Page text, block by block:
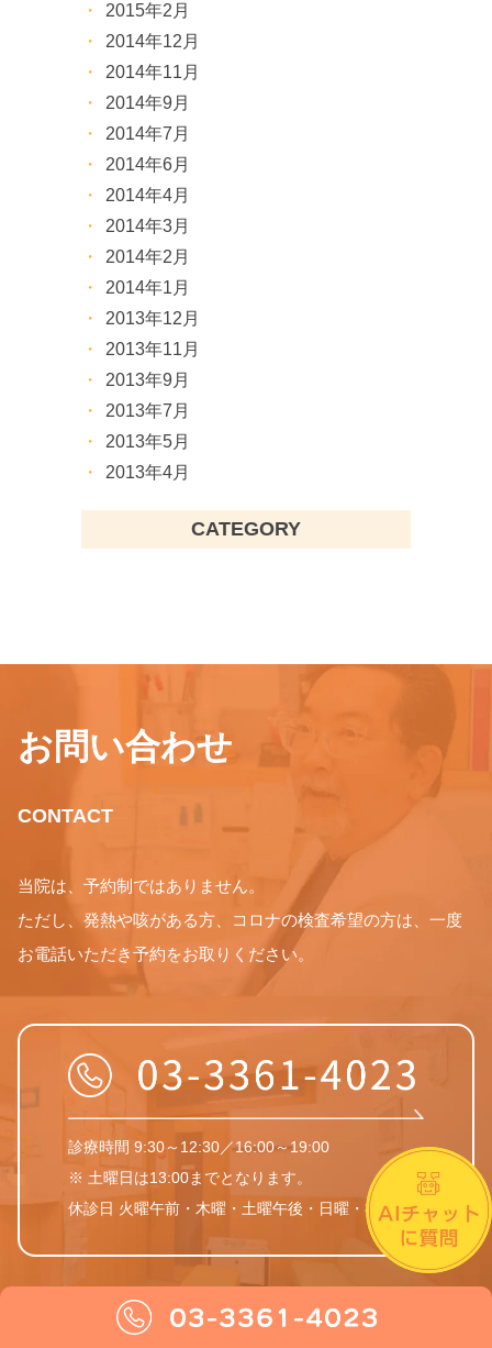
2015年2月
2014年12月
2014年11月
2014年9月
2014年7月
2014年6月
2014年4月
2014年3月
2014年2月
2014年1月
2013年12月
2013年11月
2013年9月
2013年7月
2013年5月
2013年4月
CATEGORY
お問い合わせ
CONTACT
当院は、予約制ではありません。
ただし、発熱や咳がある方、コロナの検査希望の方は、一度
お電話いただき予約をお取りください。
診療時間 9:30～12:30／16:00～19:00
※ 土曜日は13:00までとなります。
休診日 火曜午前・木曜・土曜午後・日曜・祝日